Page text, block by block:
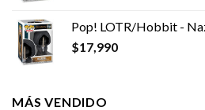
Pop! LOTR/Hobbit -
$17,990
MÁS VENDIDO